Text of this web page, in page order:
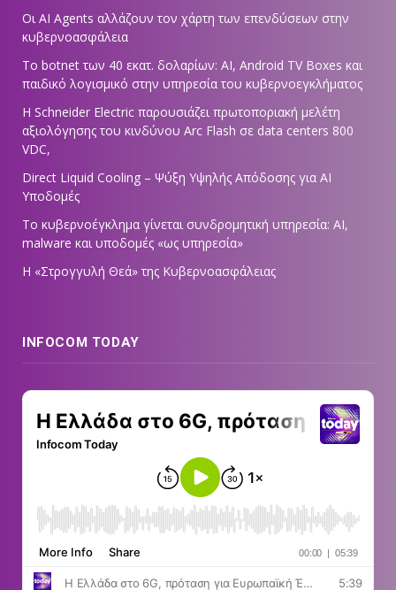
Οι AI Agents αλλάζουν τον χάρτη των επενδύσεων στην
κυβερνοασφάλεια
Το botnet των 40 εκατ. δολαρίων: AI, Android TV Boxes και
παιδικό λογισμικό στην υπηρεσία του κυβερνοεγκλήματος
Η Schneider Electric παρουσιάζει πρωτοποριακή μελέτη
αξιολόγησης του κινδύνου Arc Flash σε data centers 800
VDC,
Direct Liquid Cooling – Ψύξη Υψηλής Απόδοσης για AI
Υποδομές
Το κυβερνοέγκλημα γίνεται συνδρομητική υπηρεσία: AI,
malware και υποδομές «ως υπηρεσία»
Η «Στρογγυλή Θεά» της Κυβερνοασφάλειας
INFOCOM TODAY